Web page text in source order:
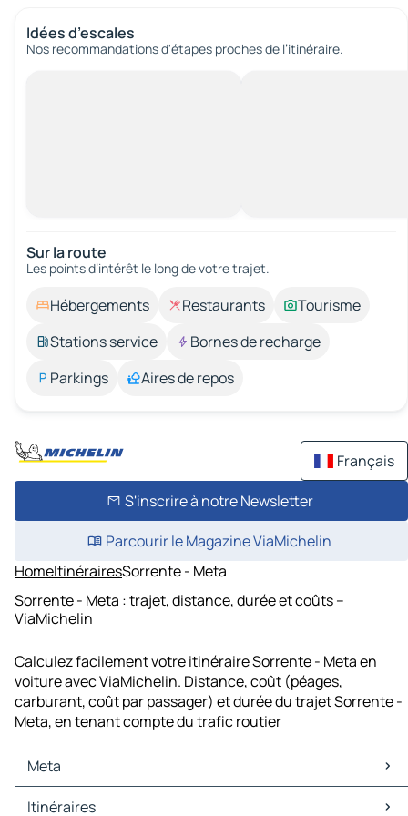
Idées d’escales
Nos recommandations d'étapes proches de l’itinéraire.
Sur la route
Les points d’intérêt le long de votre trajet.
Hébergements Restaurants
Tourisme
Stations service
Bornes de recharge
Parkings
Aires de repos
Français
S'inscrire à notre Newsletter
Parcourir le Magazine ViaMichelin
HomeItinérairesSorrente - Meta
Sorrente - Meta : trajet, distance, durée et coûts –
ViaMichelin
Calculez facilement votre itinéraire Sorrente - Meta en
voiture avec ViaMichelin. Distance, coût (péages,
carburant, coût par passager) et durée du trajet Sorrente -
Meta, en tenant compte du trafic routier
Meta
Meta Cartes et plans
Itinéraires